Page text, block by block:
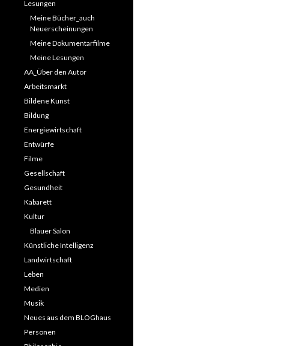
Lesungen
Meine Bücher_auch
Neuerscheinungen
Meine Dokumentarfilme
Meine Lesungen
AA_Über den Autor
Arbeitsmarkt
Bildene Kunst
Bildung
Energiewirtschaft
Entwürfe
Filme
Gesellschaft
Gesundheit
Kabarett
Kultur
Blauer Salon
Künstliche Intelligenz
Landwirtschaft
Leben
Medien
Musik
Neues aus dem BLOGhaus
Personen